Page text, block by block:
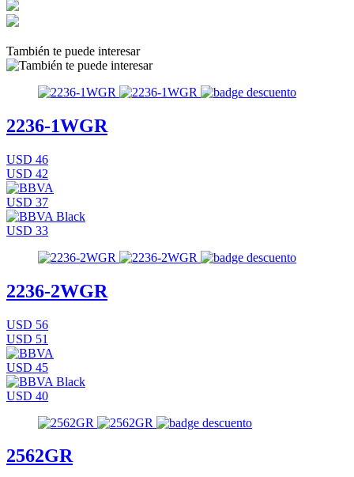
También te puede interesar
2236-1WGR
USD 46
USD 42
USD 37
USD 33
2236-2WGR
USD 56
USD 51
USD 45
USD 40
2562GR